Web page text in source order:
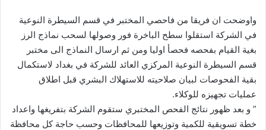
واوضحت ان فريقا من فاحصي المختبر في قسم السيطرة النوعية
في الشركة استقلوا سطح الباخرة فور وصولها لسحب نماذج الرز
بغية القيام بفحصه فحصأ اوليا ومن ثم ارسال النماذج الى مختبر
قسم السيطرة النوعية المركزي العائد للشركة في بغداد لاستكمال
بقية الفحوصات لبيان صلاحيته للاستهلاك البشري قبل اطلاق
عمليات تجهيزه للوكلاء.
” و بعد ظهور نتائج الفحص المختبري ستقوم الشركة بتفريغها واعداد
خطة تسويقية للكمية وتوزيعها للمحافظات وحسب حاجة كل محافظة